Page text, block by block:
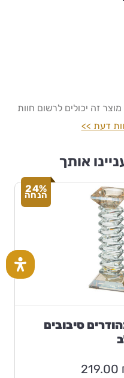
זה יכולים לרשום חוות
דעת >>
אותך
24%
סיבובים
219.00